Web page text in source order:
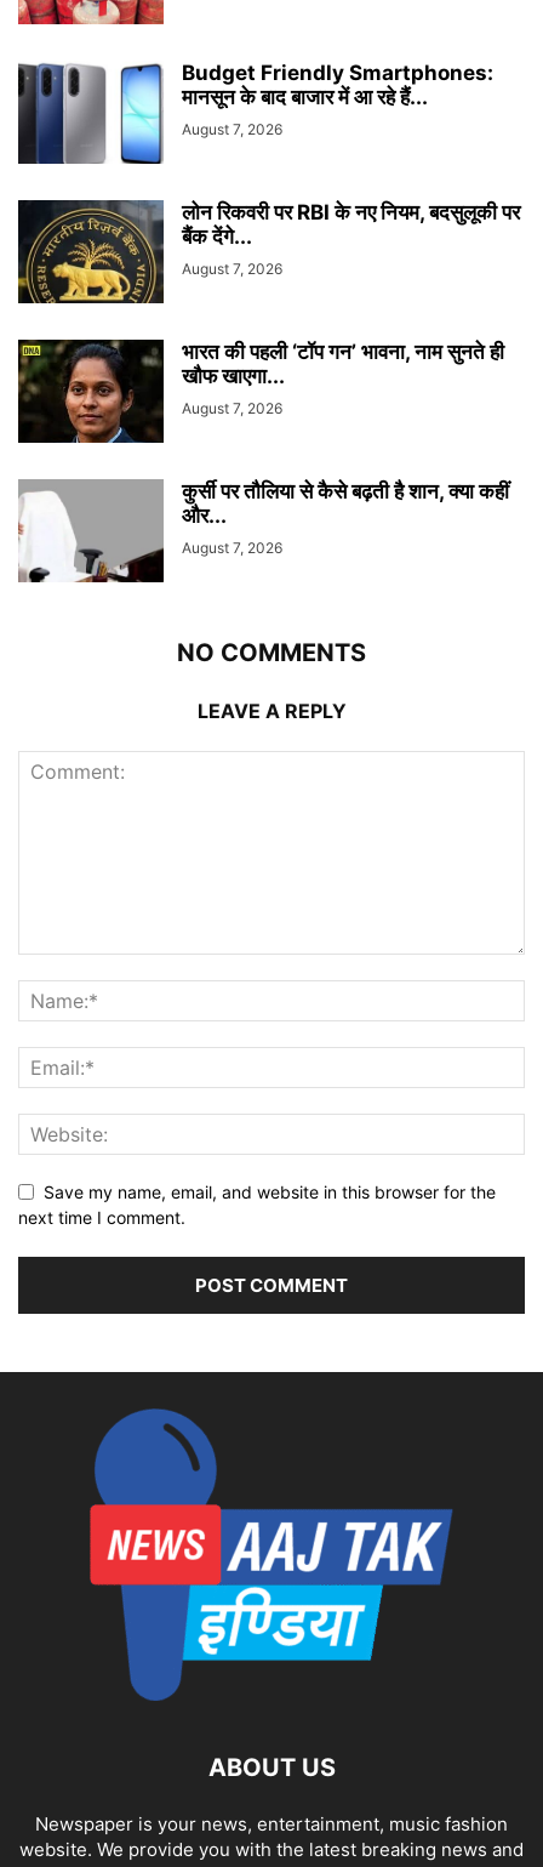
Budget Friendly Smartphones:
मानसून के बाद बाजार में आ रहे हैं...
August 7, 2026
लोन रिकवरी पर RBI के नए नियम, बदसुलूकी पर
बैंक देंगे...
August 7, 2026
भारत की पहली ‘टॉप गन’ भावना, नाम सुनते ही
खौफ खाएगा...
August 7, 2026
कुर्सी पर तौलिया से कैसे बढ़ती है शान, क्या कहीं
और...
August 7, 2026
NO COMMENTS
LEAVE A REPLY
Save my name, email, and website in this browser for the
next time I comment.
ABOUT US
Newspaper is your news, entertainment, music fashion
website. We provide you with the latest breaking news and